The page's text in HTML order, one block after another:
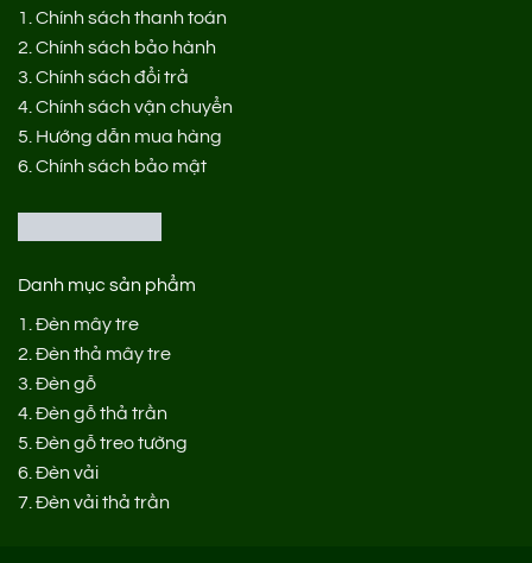
1. Chính sách thanh toán
2. Chính sách bảo hành
3. Chính sách đổi trả
4. Chính sách vận chuyển
5. Hướng dẫn mua hàng
6. Chính sách bảo mật
Danh mục sản phẩm
1. Đèn mây tre
2. Đèn thả mây tre
3. Đèn gỗ
4. Đèn gỗ thả trần
5. Đèn gỗ treo tường
6. Đèn vải
7. Đèn vải thả trần